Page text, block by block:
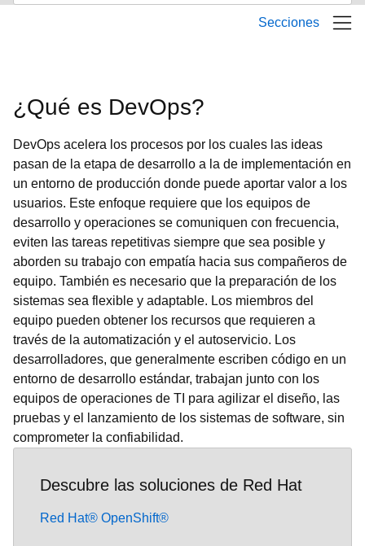
Secciones
¿Qué es DevOps?
DevOps acelera los procesos por los cuales las ideas
pasan de la etapa de desarrollo a la de implementación en
un entorno de producción donde puede aportar valor a los
usuarios. Este enfoque requiere que los equipos de
desarrollo y operaciones se comuniquen con frecuencia,
eviten las tareas repetitivas siempre que sea posible y
aborden su trabajo con empatía hacia sus compañeros de
equipo. También es necesario que la preparación de los
sistemas sea flexible y adaptable. Los miembros del
equipo pueden obtener los recursos que requieren a
través de la automatización y el autoservicio. Los
desarrolladores, que generalmente escriben código en un
entorno de desarrollo estándar, trabajan junto con los
equipos de operaciones de TI para agilizar el diseño, las
pruebas y el lanzamiento de los sistemas de software, sin
comprometer la confiabilidad.
Descubre las soluciones de Red Hat
Red Hat® OpenShift®